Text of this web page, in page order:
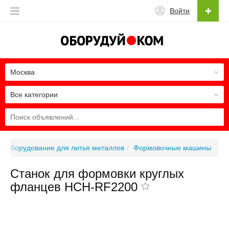
Войти
Все категории
Москва
Оборудование для литья металлов Формовочные машины
Станок для формовки круглых
фланцев HCH-RF2200